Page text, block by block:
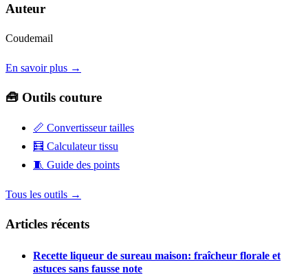
Auteur
Coudemail
En savoir plus →
🧰 Outils couture
📏 Convertisseur tailles
🧮 Calculateur tissu
🧵 Guide des points
Tous les outils →
Articles récents
Recette liqueur de sureau maison: fraîcheur florale et
astuces sans fausse note